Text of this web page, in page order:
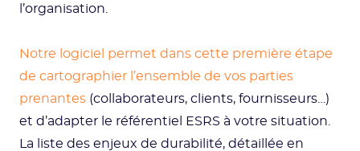
l’organisation.
Notre logiciel permet dans cette première étape
de cartographier l’ensemble de vos parties
prenantes (collaborateurs, clients, fournisseurs…)
et d’adapter le référentiel ESRS à votre situation.
La liste des enjeux de durabilité, détaillée en